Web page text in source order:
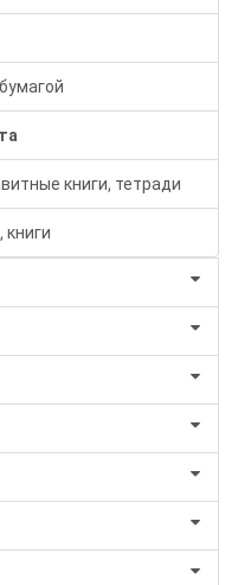
книги, тетради
книги